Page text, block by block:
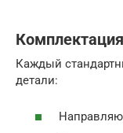
Комплектация
Каждый
детали: